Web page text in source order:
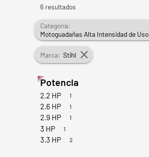
6 resultados
Categoría:
Motoguadañas Alta Intensidad de Uso
Marca: Stihl
Potencia
2.2 HP 1
2.6 HP 1
2.9 HP 1
3 HP 1
3.3 HP 2